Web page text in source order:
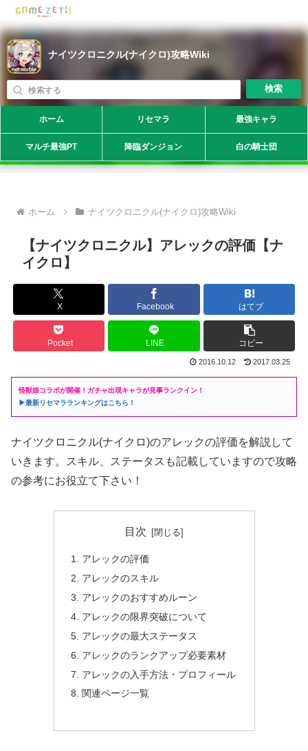
ナイツクロニクル(ナイクロ)攻略Wiki
検索
ホーム リセマラ 最強キャラ
マルチ最強PT 降臨ダンジョン 白の騎士団
ホーム ナイツクロニクル(ナイクロ)攻略Wiki
【ナイツクロニクル】アレックの評価【ナ
イクロ】
X Facebook はてブ
Pocket LINE コピー
2016.10.12 2017.03.25
怪獣娘コラボが開催！ガチャ出現キャラが見事ランクイン！
▶最新リセマラランキングはこちら！
ナイツクロニクル(ナイクロ)のアレックの評価を解説して
いきます。スキル、ステータスも記載していますので攻略
の参考にお役立て下さい！
目次
アレックの評価
アレックのスキル
アレックのおすすめルーン
アレックの限界突破について
アレックの最大ステータス
アレックのランクアップ必要素材
アレックの入手方法・プロフィール
関連ページ一覧